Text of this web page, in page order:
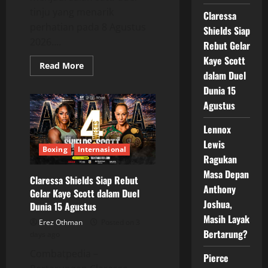
Read MoreRead
more
McKenna
vs
Etinosa
Oliha,
Duel
Gelar
Dunia
Panaskan
Dublin
Boxing Internasional
Claressa Shields Siap Rebut
Gelar Kaye Scott dalam Duel
Dunia 15 Agustus
Erez Othman
Claressa
Shields Siap
Rebut Gelar
Kaye Scott
dalam Duel
Dunia 15
Agustus
Lennox
Lewis
Ragukan
Masa Depan
Anthony
Joshua,
Masih Layak
Bertarung?
Pierce